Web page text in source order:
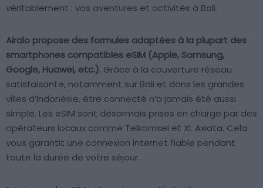
véritablement : vos aventures et activités à Bali.
Airalo propose des formules adaptées à la plupart des
smartphones compatibles eSIM (Apple, Samsung,
Google, Huawei, etc.). Grâce à la couverture réseau
satisfaisante, notamment sur Bali et dans les grandes
villes d’Indonésie, être connecté n’a jamais été aussi
simple. Les eSIM sont désormais prises en charge par des
opérateurs locaux comme Telkomsel et XL Axiata. Cela
vous garantit une connexion internet fiable pendant
toute la durée de votre séjour.